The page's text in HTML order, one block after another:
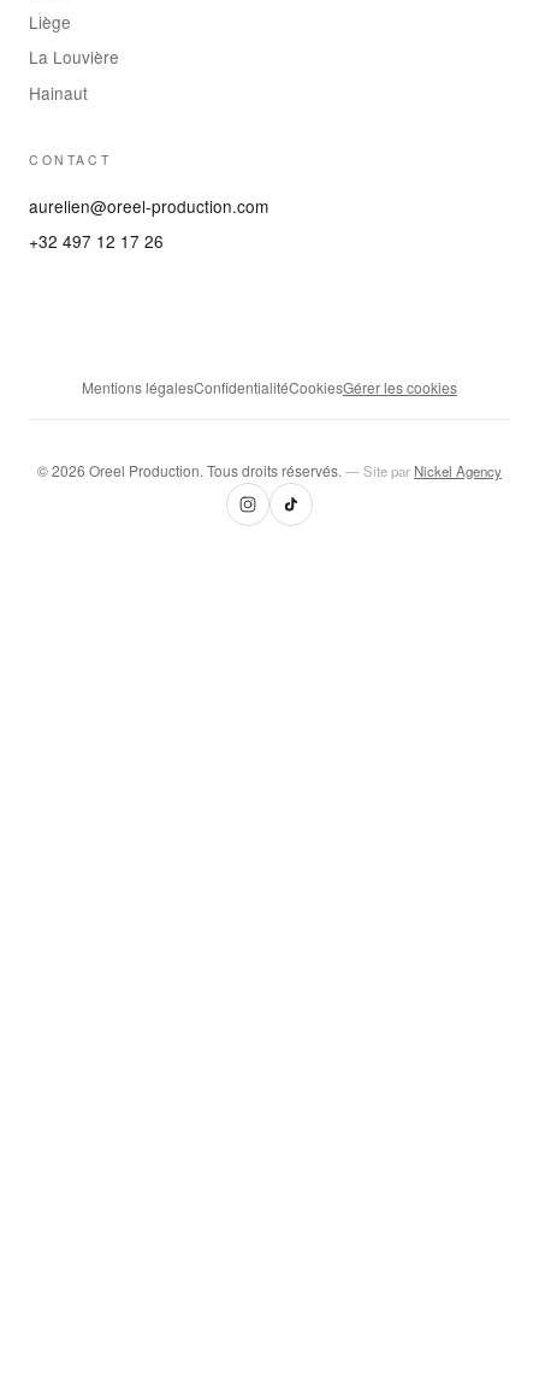
Liège
La Louvière
Hainaut
CONTACT
aurelien@oreel-production.com
+32 497 12 17 26
Mentions légalesConfidentialitéCookiesGérer les cookies
© 2026 Oreel Production. Tous droits réservés. — Site par Nickel Agency